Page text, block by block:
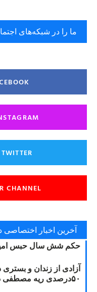
ما را در شبکه‌های
CHANNEL
آخرین اخبار اختصاصی
حکم شش سال حبس
آزادی از زندان و بستری
۵۰درصدی ریه مصطفی دانشجو